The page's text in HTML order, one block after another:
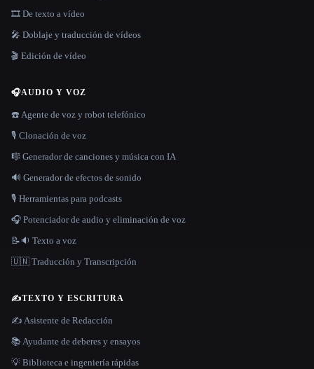
🎞️ De texto a vídeo
🎤 Doblaje y traducción de vídeos
🎬 Edición de vídeo
🎧AUDIO Y VOZ
☎️ Agente de voz y robot telefónico
🎙️ Clonación de voz
🎼 Generador de canciones y música con IA
🔊 Generador de efectos de sonido
🎙️ Herramientas para podcasts
🎧 Potenciador de audio y eliminación de voz
📝🔉 Texto a voz
🇺🇳 Traducción y Transcripción
✍️TEXTO Y ESCRITURA
✍️ Asistente de Redacción
📚 Ayudante de deberes y ensayos
💡 Biblioteca e ingeniería rápidas